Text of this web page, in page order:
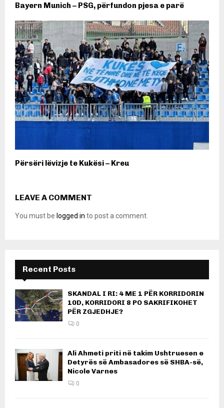
Bayern Munich – PSG, përfundon pjesa e parë
Përsëri lëvizje te Kukësi – Kreu
LEAVE A COMMENT
You must be logged in to post a comment.
Recent Posts
SKANDAL I RI: 4 ME 1 PËR KORRIDORIN
10D, KORRIDORI 8 PO SAKRIFIKOHET
PËR ZGJEDHJE?
0
Ali Ahmeti priti në takim Ushtruesen e
Detyrës së Ambasadores së SHBA-së,
Nicole Varnes
0